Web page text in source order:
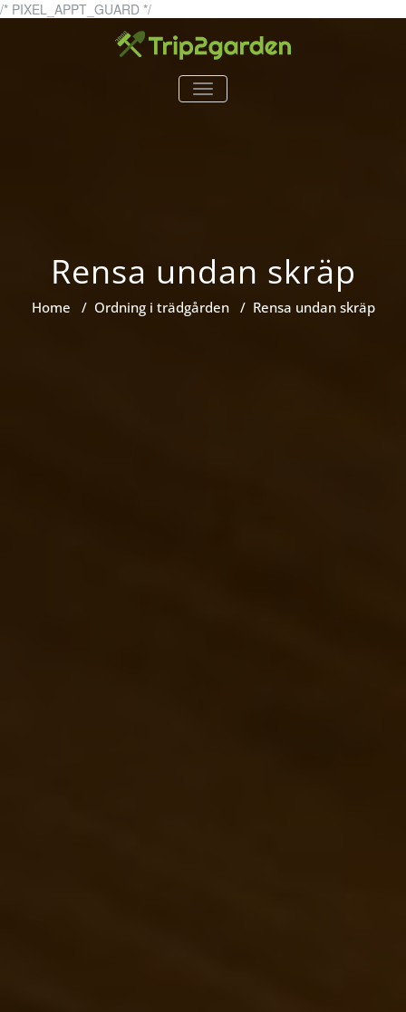
/* PIXEL_APPT_GUARD */Skip
content
trip2garden.setrip2garden.se – allt om
TOGGLE
NAVIGATION
Rensa undan skräp
Home / Ordning i trädgården/ Rensa undan skräp